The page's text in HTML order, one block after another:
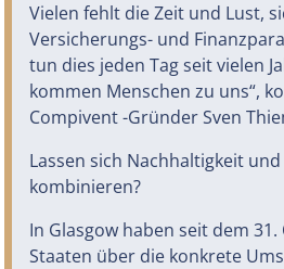
Vielen fehlt die Zeit und Lust,
Versicherungs- und
tun dies jeden Tag seit vielen
kommen Menschen zu uns“,
Compivent -Gründer Sven
Lassen sich Nachhaltigkeit
kombinieren?
In Glasgow haben seit dem
Staaten über die konkrete